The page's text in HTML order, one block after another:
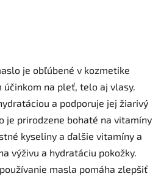
je obľúbené v kozmetike
účinkom na pleť, telo aj vlasy.
a podporuje jej žiarivý
je prirodzene bohaté na vitamíny
kyseliny a ďalšie vitamíny a
výživu a hydratáciu pokožky.
masla pomáha zlepšiť